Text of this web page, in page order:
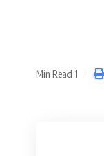
1 Min Read